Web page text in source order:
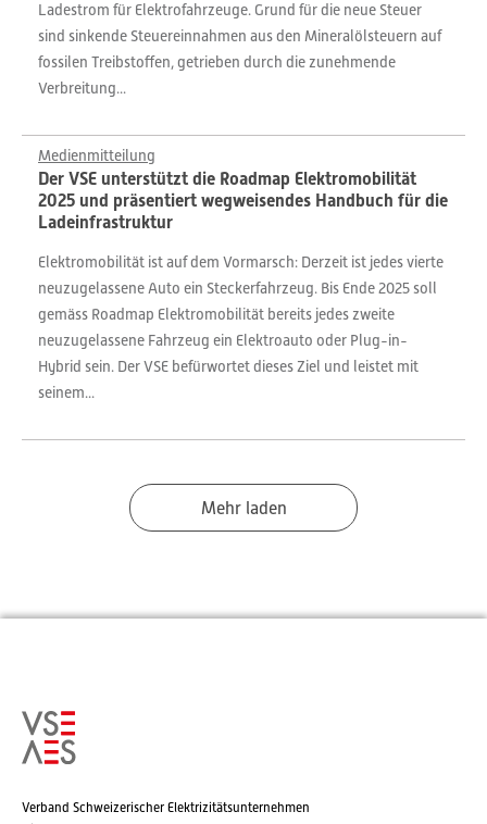
Ladestrom für Elektrofahrzeuge. Grund für die neue Steuer
sind sinkende Steuereinnahmen aus den Mineralölsteuern auf
fossilen Treibstoffen, getrieben durch die zunehmende
Verbreitung...
Medienmitteilung
Der VSE unterstützt die Roadmap Elektromobilität
2025 und präsentiert wegweisendes Handbuch für die
Ladeinfrastruktur
Elektromobilität ist auf dem Vormarsch: Derzeit ist jedes vierte
neuzugelassene Auto ein Steckerfahrzeug. Bis Ende 2025 soll
gemäss Roadmap Elektromobilität bereits jedes zweite
neuzugelassene Fahrzeug ein Elektroauto oder Plug-in-
Hybrid sein. Der VSE befürwortet dieses Ziel und leistet mit
seinem...
Mehr laden
Verband Schweizerischer Elektrizitätsunternehmen